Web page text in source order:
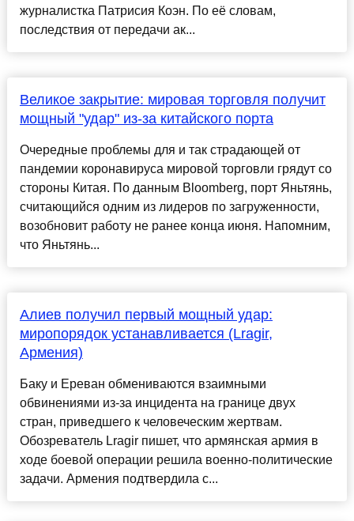
журналистка Патрисия Коэн. По её словам,
последствия от передачи ак...
Великое закрытие: мировая торговля получит
мощный "удар" из-за китайского порта
Очередные проблемы для и так страдающей от
пандемии коронавируса мировой торговли грядут со
стороны Китая. По данным Bloomberg, порт Яньтянь,
считающийся одним из лидеров по загруженности,
возобновит работу не ранее конца июня. Напомним,
что Яньтянь...
Алиев получил первый мощный удар:
миропорядок устанавливается (Lragir,
Армения)
Баку и Ереван обмениваются взаимными
обвинениями из-за инцидента на границе двух
стран, приведшего к человеческим жертвам.
Обозреватель Lragir пишет, что армянская армия в
ходе боевой операции решила военно-политические
задачи. Армения подтвердила с...